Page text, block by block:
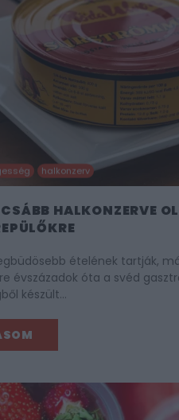
halkonzerv
HALKONZERVE
ételének tartják,
évszázadok óta a svéd
készült…